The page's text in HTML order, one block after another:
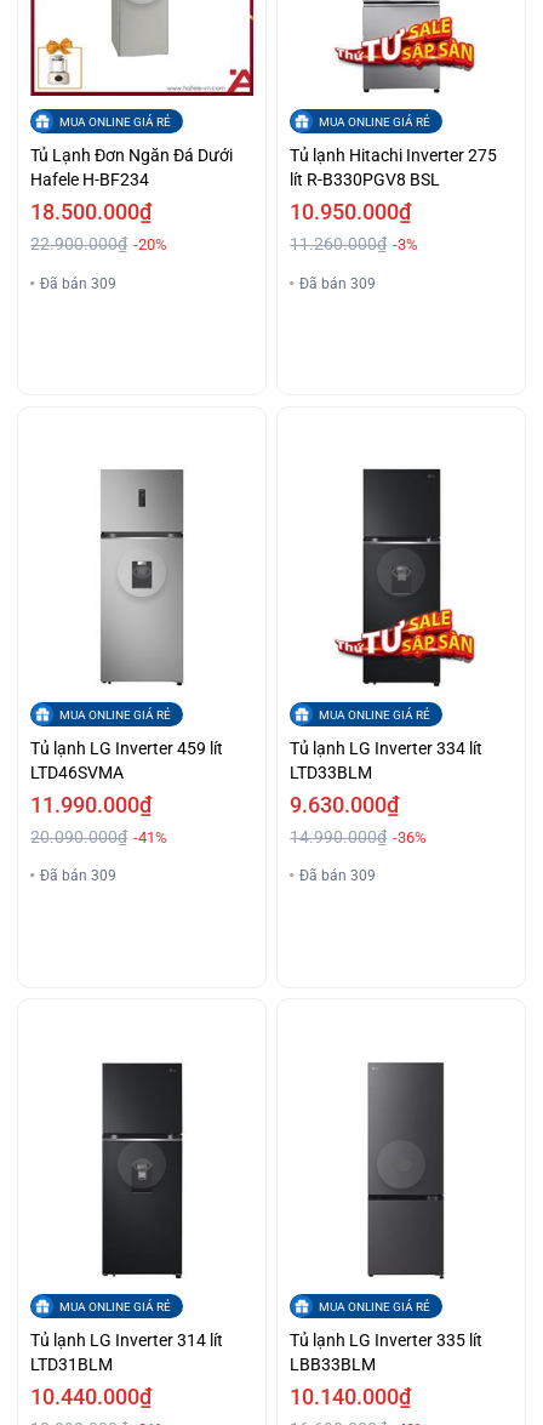
MUA ONLINE GIÁ RẺ
Tủ Lạnh Đơn Ngăn Đá Dưới
Hafele H-BF234
18.500.000₫
22.900.000₫ -20%
Đã bán 309
MUA ONLINE GIÁ RẺ
Tủ lạnh Hitachi Inverter 275
lít R-B330PGV8 BSL
10.950.000₫
11.260.000₫ -3%
Đã bán 309
MUA ONLINE GIÁ RẺ
Tủ lạnh LG Inverter 459 lít
LTD46SVMA
11.990.000₫
20.090.000₫ -41%
Đã bán 309
MUA ONLINE GIÁ RẺ
Tủ lạnh LG Inverter 334 lít
LTD33BLM
9.630.000₫
14.990.000₫ -36%
Đã bán 309
MUA ONLINE GIÁ RẺ
Tủ lạnh LG Inverter 314 lít
LTD31BLM
10.440.000₫
MUA ONLINE GIÁ RẺ
Tủ lạnh LG Inverter 335 lít
LBB33BLM
10.140.000₫